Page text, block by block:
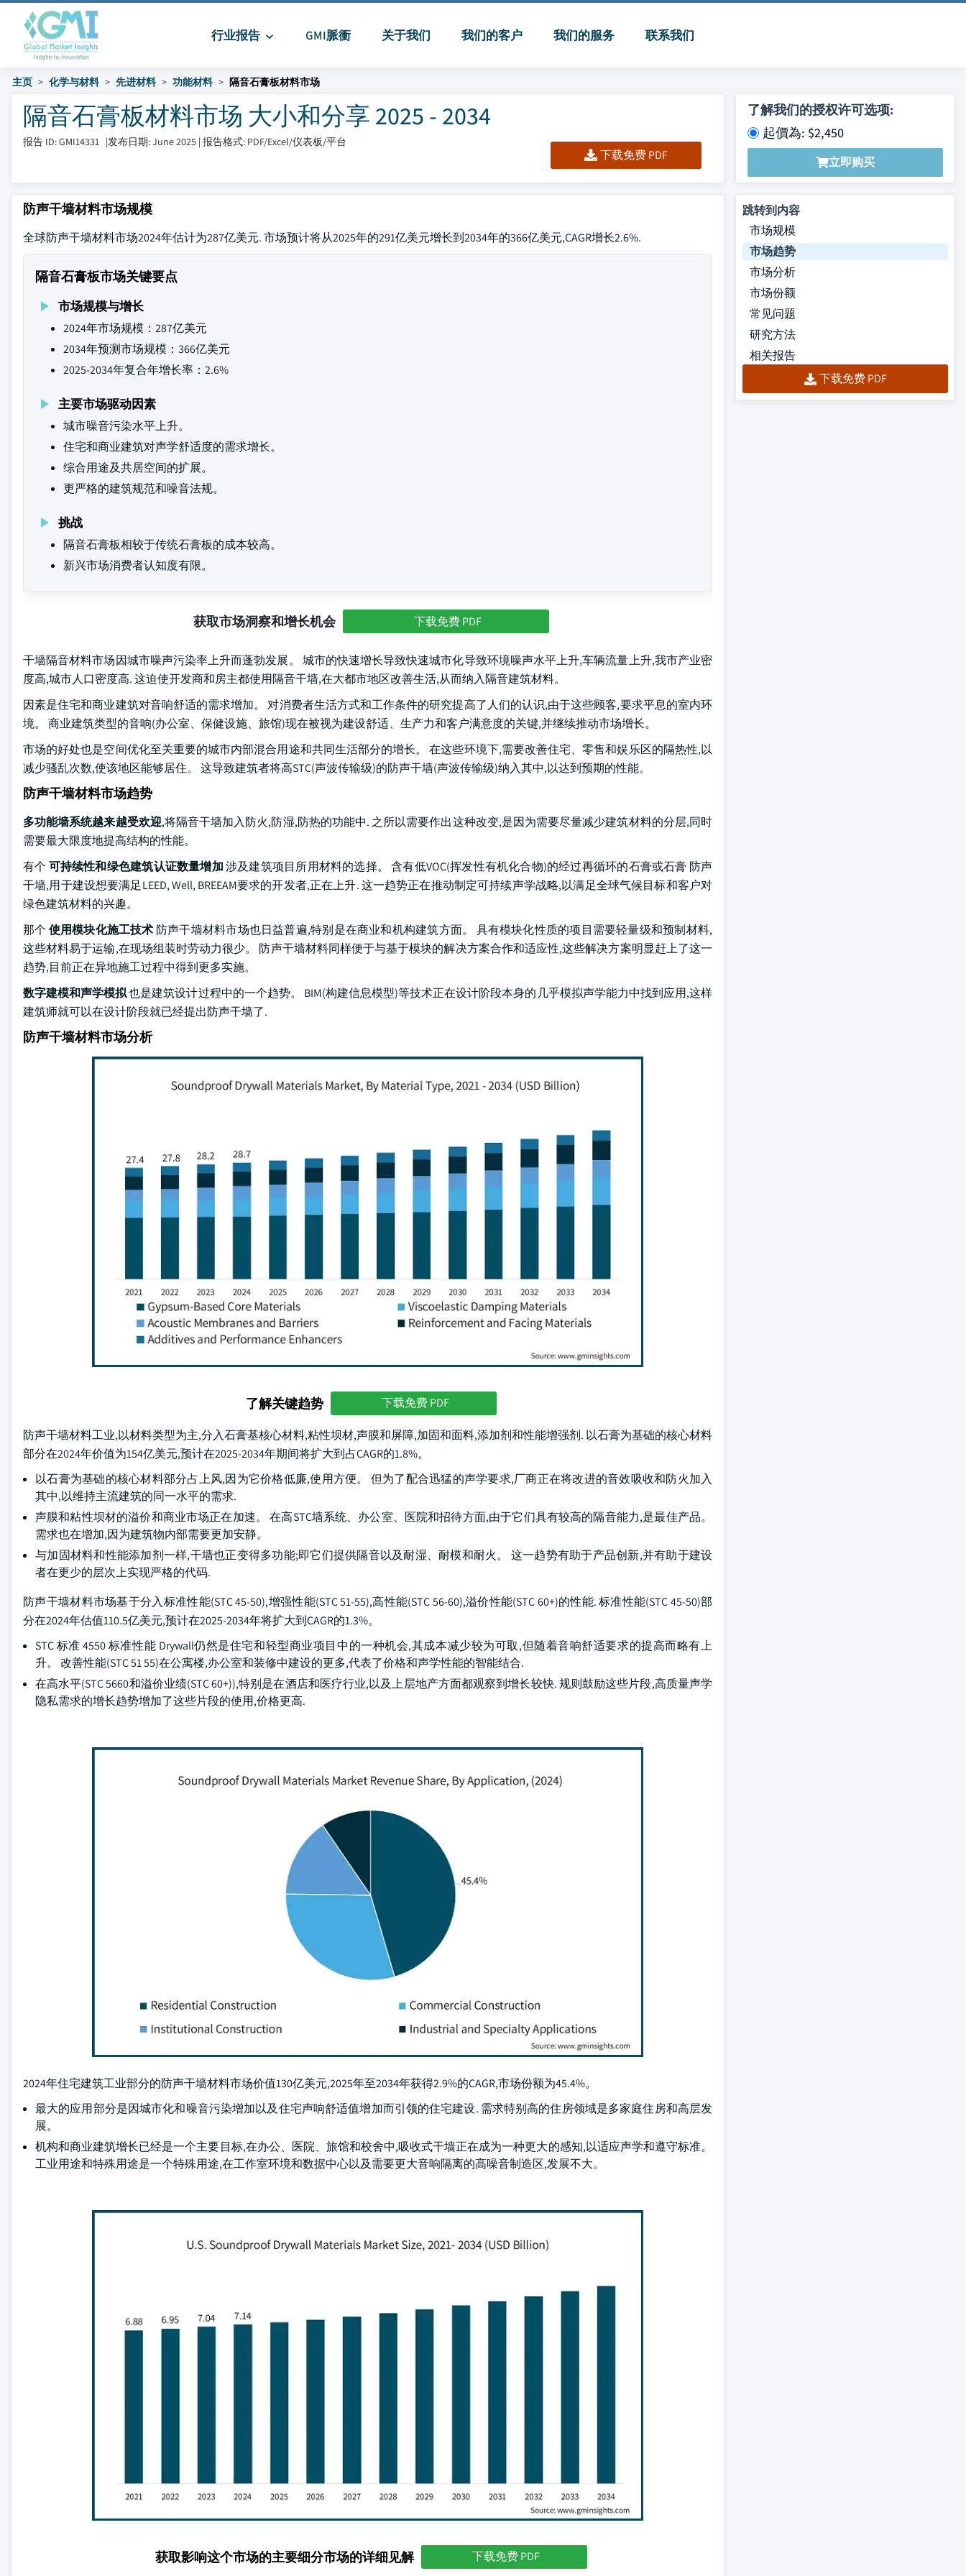
行业报告 GMI脈衝 关于我们 我们的客户 我们的服务 联系我们
主页 化学与材料 先进材料 功能材料 隔音石膏板材料市场
隔音石膏板材料市场 大小和分享 2025 - 2034
报告 ID: GMI14331 |发布日期: June 2025 | 报告格式: PDF/Excel/仪表板/平台
下载免费 PDF
了解我们的授权许可选项:
起價為: $2,450
立即购买
防声干墙材料市场规模
全球防声干墙材料市场2024年估计为287亿美元. 市场预计将从2025年的291亿美元增长到2034年的366亿美元,CAGR增长2.6%.
隔音石膏板市场关键要点
市场规模与增长
2024年市场规模：287亿美元
2034年预测市场规模：366亿美元
2025-2034年复合年增长率：2.6%
主要市场驱动因素
城市噪音污染水平上升。
住宅和商业建筑对声学舒适度的需求增长。
综合用途及共居空间的扩展。
更严格的建筑规范和噪音法规。
挑战
隔音石膏板相较于传统石膏板的成本较高。
新兴市场消费者认知度有限。
获取市场洞察和增长机会 下载免费 PDF
干墙隔音材料市场因城市噪声污染率上升而蓬勃发展。 城市的快速增长导致快速城市化导致环境噪声水平上升,车辆流量上升,我市产业密
度高,城市人口密度高. 这迫使开发商和房主都使用隔音干墙,在大都市地区改善生活,从而纳入隔音建筑材料。
因素是住宅和商业建筑对音响舒适的需求增加。 对消费者生活方式和工作条件的研究提高了人们的认识,由于这些顾客,要求平息的室内环
境。 商业建筑类型的音响(办公室、保健设施、旅馆)现在被视为建设舒适、生产力和客户满意度的关键,并继续推动市场增长。
市场的好处也是空间优化至关重要的城市内部混合用途和共同生活部分的增长。 在这些环境下,需要改善住宅、零售和娱乐区的隔热性,以
减少骚乱次数,使该地区能够居住。 这导致建筑者将高STC(声波传输级)的防声干墙(声波传输级)纳入其中,以达到预期的性能。
防声干墙材料市场趋势
多功能墙系统越来越受欢迎,将隔音干墙加入防火,防湿,防热的功能中. 之所以需要作出这种改变,是因为需要尽量减少建筑材料的分层,同时
需要最大限度地提高结构的性能。
有个 可持续性和绿色建筑认证数量增加涉及建筑项目所用材料的选择。 含有低VOC(挥发性有机化合物)的经过再循环的石膏或石膏 防声
干墙,用于建设想要满足LEED, Well, BREEAM要求的开发者,正在上升. 这一趋势正在推动制定可持续声学战略,以满足全球气候目标和客户对
绿色建筑材料的兴趣。
那个 使用模块化施工技术 防声干墙材料市场也日益普遍,特别是在商业和机构建筑方面。 具有模块化性质的项目需要轻量级和预制材料,
这些材料易于运输,在现场组装时劳动力很少。 防声干墙材料同样便于与基于模块的解决方案合作和适应性,这些解决方案明显赶上了这一
趋势,目前正在异地施工过程中得到更多实施。
数字建模和声学模拟也是建筑设计过程中的一个趋势。 BIM(构建信息模型)等技术正在设计阶段本身的几乎模拟声学能力中找到应用,这样
建筑师就可以在设计阶段就已经提出防声干墙了.
防声干墙材料市场分析
了解关键趋势 下载免费 PDF
防声干墙材料工业,以材料类型为主,分入石膏基核心材料,粘性坝材,声膜和屏障,加固和面料,添加剂和性能增强剂. 以石膏为基础的核心材料
部分在2024年价值为154亿美元,预计在2025-2034年期间将扩大到占CAGR的1.8%。
以石膏为基础的核心材料部分占上风,因为它价格低廉,使用方便。 但为了配合迅猛的声学要求,厂商正在将改进的音效吸收和防火加入
其中,以维持主流建筑的同一水平的需求.
声膜和粘性坝材的溢价和商业市场正在加速。 在高STC墙系统、办公室、医院和招待方面,由于它们具有较高的隔音能力,是最佳产品。
需求也在增加,因为建筑物内部需要更加安静。
与加固材料和性能添加剂一样,干墙也正变得多功能;即它们提供隔音以及耐湿、耐模和耐火。 这一趋势有助于产品创新,并有助于建设
者在更少的层次上实现严格的代码.
防声干墙材料市场基于分入标准性能(STC 45-50),增强性能(STC 51-55),高性能(STC 56-60),溢价性能(STC 60+)的性能. 标准性能(STC 45-50)部
分在2024年估值110.5亿美元,预计在2025-2034年将扩大到CAGR的1.3%。
STC 标准 4550 标准性能 Drywall仍然是住宅和轻型商业项目中的一种机会,其成本减少较为可取,但随着音响舒适要求的提高而略有上
升。 改善性能(STC 51 55)在公寓楼,办公室和装修中建设的更多,代表了价格和声学性能的智能结合.
在高水平(STC 5660和溢价业绩(STC 60+)),特别是在酒店和医疗行业,以及上层地产方面都观察到增长较快. 规则鼓励这些片段,高质量声学
隐私需求的增长趋势增加了这些片段的使用,价格更高.
2024年住宅建筑工业部分的防声干墙材料市场价值130亿美元,2025年至2034年获得2.9%的CAGR,市场份额为45.4%。
最大的应用部分是因城市化和噪音污染增加以及住宅声响舒适值增加而引领的住宅建设. 需求特别高的住房领域是多家庭住房和高层发
展。
机构和商业建筑增长已经是一个主要目标,在办公、医院、旅馆和校舍中,吸收式干墙正在成为一种更大的感知,以适应声学和遵守标准。
工业用途和特殊用途是一个特殊用途,在工作室环境和数据中心以及需要更大音响隔离的高噪音制造区,发展不大。
获取影响这个市场的主要细分市场的详细见解 下载免费 PDF
跳转到内容
市场规模
市场趋势
市场分析
市场份额
常见问题
研究方法
相关报告
下载免费 PDF